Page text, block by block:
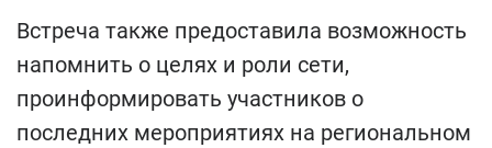
Встреча также предоставила возможность
напомнить о целях и роли сети,
проинформировать участников о
последних мероприятиях на региональном